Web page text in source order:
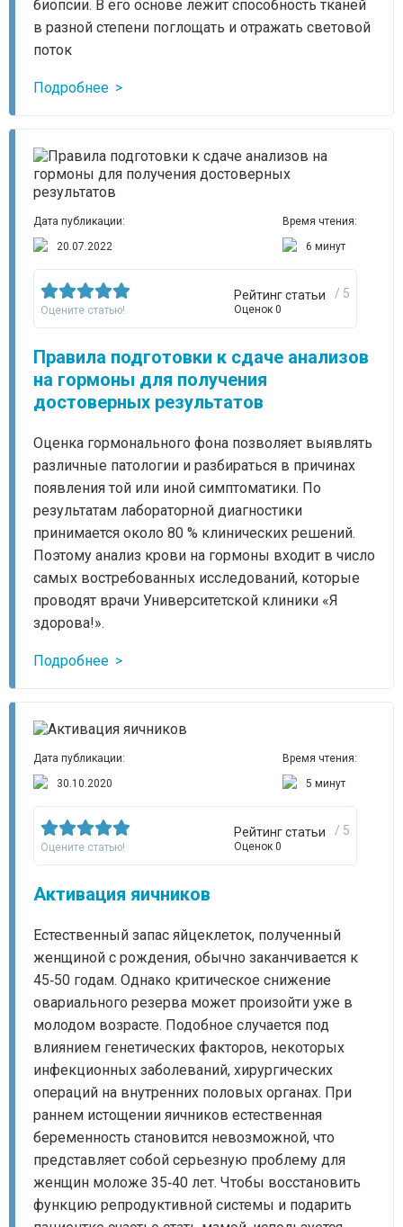
биопсии. В его основе лежит способность тканей
в разной степени поглощать и отражать световой
поток
Подробнее
Дата публикации:
20.07.2022
Время чтения:
6 минут
Оцените статью!
Рейтинг статьи / 5
Оценок 0
Правила подготовки к сдаче анализов
на гормоны для получения
достоверных результатов
Оценка гормонального фона позволяет выявлять
различные патологии и разбираться в причинах
появления той или иной симптоматики. По
результатам лабораторной диагностики
принимается около 80 % клинических решений.
Поэтому анализ крови на гормоны входит в число
самых востребованных исследований, которые
проводят врачи Университетской клиники «Я
здорова!».
Подробнее
Дата публикации:
30.10.2020
Время чтения:
5 минут
Оцените статью!
Рейтинг статьи / 5
Оценок 0
Активация яичников
Естественный запас яйцеклеток, полученный
женщиной с рождения, обычно заканчивается к
45‑50 годам. Однако критическое снижение
овариального резерва может произойти уже в
молодом возрасте. Подобное случается под
влиянием генетических факторов, некоторых
инфекционных заболеваний, хирургических
операций на внутренних половых органах. При
раннем истощении яичников естественная
беременность становится невозможной, что
представляет собой серьезную проблему для
женщин моложе 35‑40 лет. Чтобы восстановить
функцию репродуктивной системы и подарить